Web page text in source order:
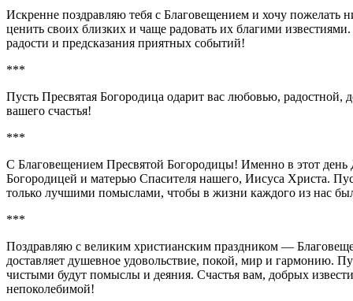
Искренне поздравляю тебя с Благовещением и хочу пожелать
ценить своих близких и чаще радовать их благими
радости и предсказания приятных событий!
***
Пусть Пресвятая Богородица одарит вас любовью, радостной,
вашего счастья!
***
С Благовещением Пресвятой Богородицы! Именно в этот день
Богородицей и матерью Спасителя нашего, Иисуса Христа.
только лучшими помыслами, чтобы в жизни каждого из нас
***
Поздравляю с великим христианским праздником —
доставляет душевное удовольствие, покой, мир и гармонию.
чистыми будут помыслы и деяния. Счастья вам, добрых
непоколебимой!